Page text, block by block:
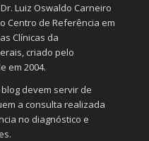
Luiz Oswaldo Carneiro
Centro de Referência em
Clínicas da
criado pelo
em 2004.
devem servir de
a consulta realizada
no diagnóstico e